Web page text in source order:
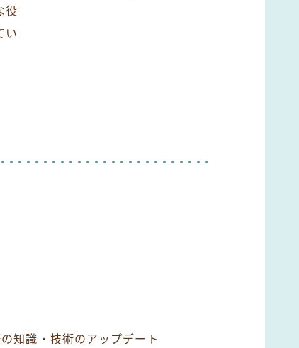
役
い
知識・技術のアップデート